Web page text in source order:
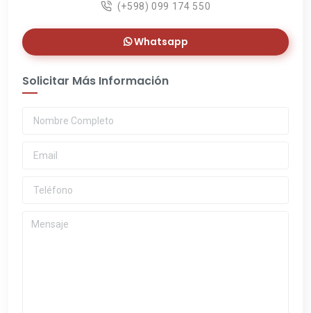
(+598) 099 174 550
Whatsapp
Solicitar Más Información